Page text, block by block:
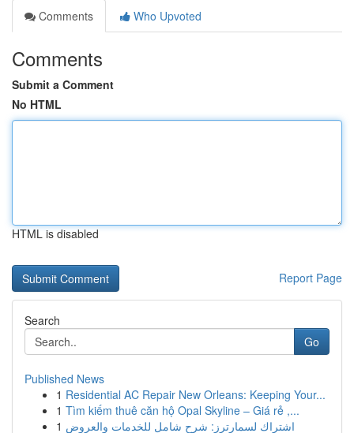
Comments
Who Upvoted
Comments
Submit a Comment
No HTML
HTML is disabled
Report Page
Search
Go
Published News
1 Residential AC Repair New Orleans: Keeping Your...
1 Tìm kiếm thuê căn hộ Opal Skyline – Giá rẻ ,...
1 اشتراك لسمارترز: شرح شامل للخدمات والعروض